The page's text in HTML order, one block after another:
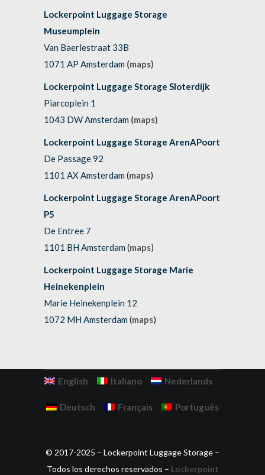
Lockerpoint Luggage Storage
Museumplein
Van Baerlestraat 33B
1071 AP Amsterdam (maps)
Lockerpoint Luggage Storage Sloterdijk
Piarcoplein 1
1043 DW Amsterdam (maps)
Lockerpoint Luggage Storage ArenAPoort
De Passage 92
1101 AX Amsterdam (maps)
Lockerpoint Luggage Storage ArenAPoort
P5
De Entree 7
1101 BH Amsterdam (maps)
Lockerpoint Luggage Storage Marie
Heinekenplein
Marie Heinekenplein 12
1072 MH Amsterdam (maps)
English Italiano Nederlands
Deutsch Français Português
© 2017-2025 – Lockerpoint Luggage Storage –
Todos los derechos reservados – Lockerpoint